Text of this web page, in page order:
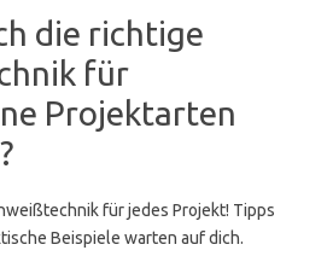
die richtige
für
Projektarten
für jedes Projekt! Tipps
Beispiele warten auf dich.